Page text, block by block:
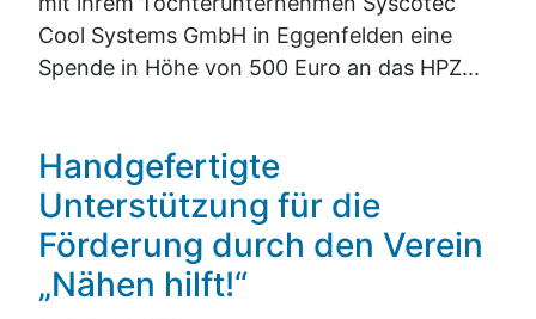
Cool Systems GmbH in Eggenfelden eine
Spende in Höhe von 500 Euro an das HPZ...
Handgefertigte
Unterstützung für die
Förderung durch den Verein
„Nähen hilft!“